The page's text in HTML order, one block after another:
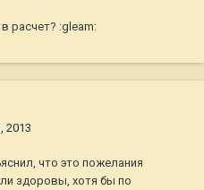
расчет? :gleam:
2013
что это пожелания
здоровы, хотя бы по